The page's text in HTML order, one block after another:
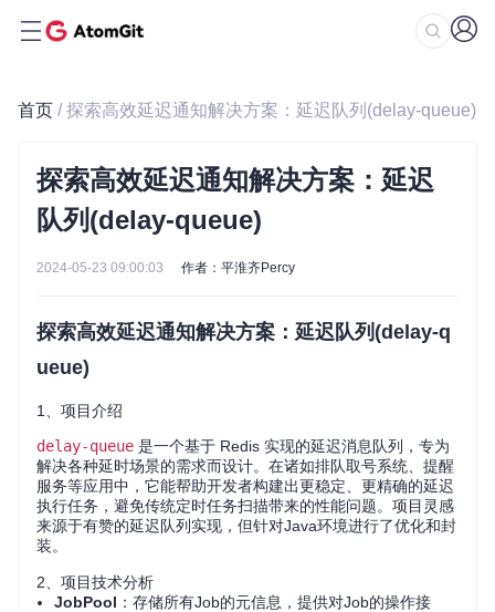
首页 / 探索高效延迟通知解决方案：延迟队列(delay-queue)
探索高效延迟通知解决方案：延迟
队列(delay-queue)
2024-05-23 09:00:03 作者：平淮齐Percy
探索高效延迟通知解决方案：延迟队列(delay-q
ueue)
1、项目介绍
delay-queue 是一个基于 Redis 实现的延迟消息队列，专为
解决各种延时场景的需求而设计。在诸如排队取号系统、提醒
服务等应用中，它能帮助开发者构建出更稳定、更精确的延迟
执行任务，避免传统定时任务扫描带来的性能问题。项目灵感
来源于有赞的延迟队列实现，但针对Java环境进行了优化和封
装。
2、项目技术分析
JobPool ：存储所有Job的元信息，提供对Job的操作接